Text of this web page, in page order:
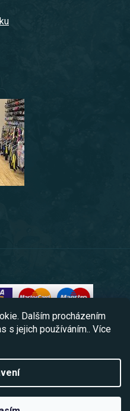
Dalším procházením
s jejich používáním.. Více
. Všechna práva vyhrazena.